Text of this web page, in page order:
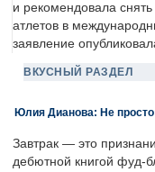
и рекомендовала
атлетов в
заявление
ВКУСНЫЙ РАЗДЕЛ
Юлия Дианова: Не просто
Завтрак — это
дебютной книгой фуд-